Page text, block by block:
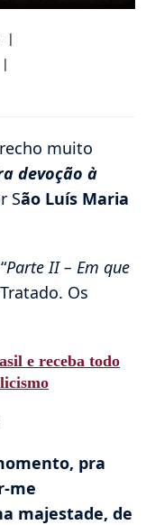
muito
devoção à
São Luís Maria
Parte II – Em que
Os
e receba todo
pra
me
majestade, de